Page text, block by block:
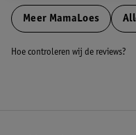
Meer MamaLoes
Hoe controleren wij de reviews?